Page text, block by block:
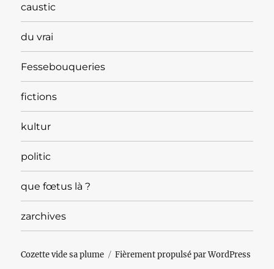
caustic
du vrai
Fessebouqueries
fictions
kultur
politic
que fœtus là ?
zarchives
Cozette vide sa plume Fièrement propulsé par WordPress